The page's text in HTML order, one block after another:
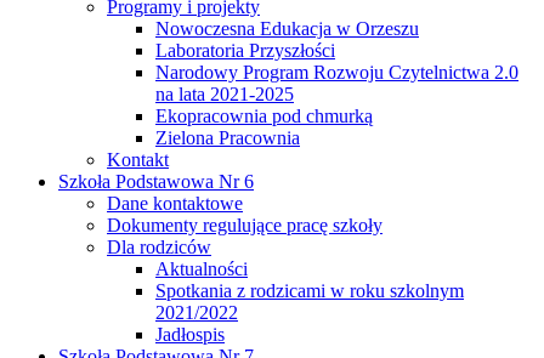
Programy i projekty
Nowoczesna Edukacja w Orzeszu
Laboratoria Przyszłości
Narodowy Program Rozwoju Czytelnictwa 2.0
na lata 2021-2025
Ekopracownia pod chmurką
Zielona Pracownia
Kontakt
Szkoła Podstawowa Nr 6
Dane kontaktowe
Dokumenty regulujące pracę szkoły
Dla rodziców
Aktualności
Spotkania z rodzicami w roku szkolnym
2021/2022
Jadłospis